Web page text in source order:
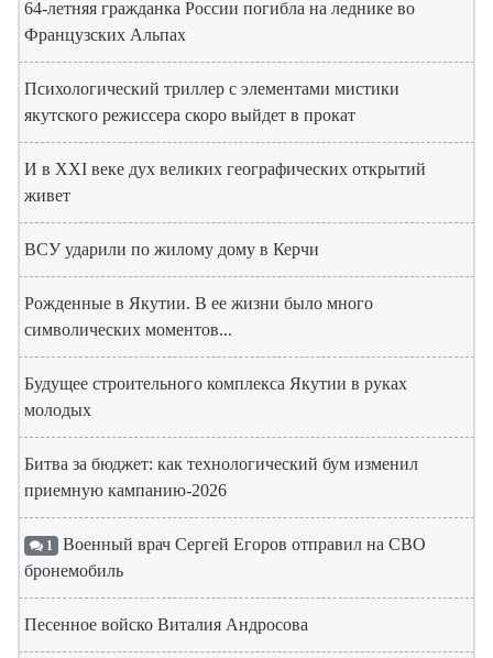
64-летняя гражданка России погибла на леднике во
Французских Альпах
Психологический триллер с элементами мистики
якутского режиссера скоро выйдет в прокат
И в XXI веке дух великих географических открытий
живет
ВСУ ударили по жилому дому в Керчи
Рожденные в Якутии. В ее жизни было много
символических моментов...
Будущее строительного комплекса Якутии в руках
молодых
Битва за бюджет: как технологический бум изменил
приемную кампанию-2026
1 Военный врач Сергей Егоров отправил на СВО
бронемобиль
Песенное войско Виталия Андросова